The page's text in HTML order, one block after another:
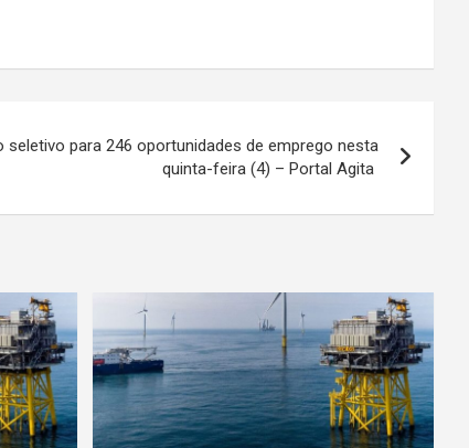
para 246 oportunidades de emprego nesta
quinta-feira (4) – Portal Agita